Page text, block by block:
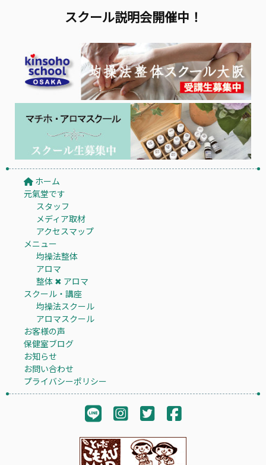
スクール説明会開催中！
ホーム
元氣堂です
スタッフ
メディア取材
アクセスマップ
メニュー
均操法整体
アロマ
整体 ✖︎ アロマ
スクール・講座
均操法スクール
アロマスクール
お客様の声
保健室ブログ
お知らせ
お問い合わせ
プライバシーポリシー